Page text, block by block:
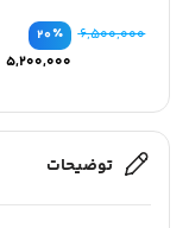
٪۲۰ ۶,۵۰۰,۰۰۰
۵,۲۰۰,۰۰۰
توضیحات